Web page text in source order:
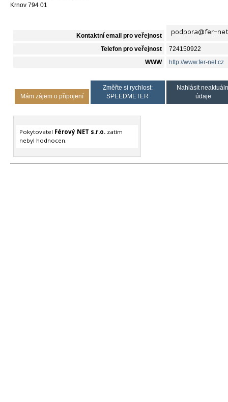
Krnov 794 01
Kontaktní email pro veřejnost
Telefon pro veřejnost 724150922
WWW http://www.fer-net.cz
Mám zájem o připojení
Změřte si rychlost:
SPEEDMETER
Nahlásit
údaje
Pokytovatel Férový NET s.r.o.zatím
nebyl hodnocen.